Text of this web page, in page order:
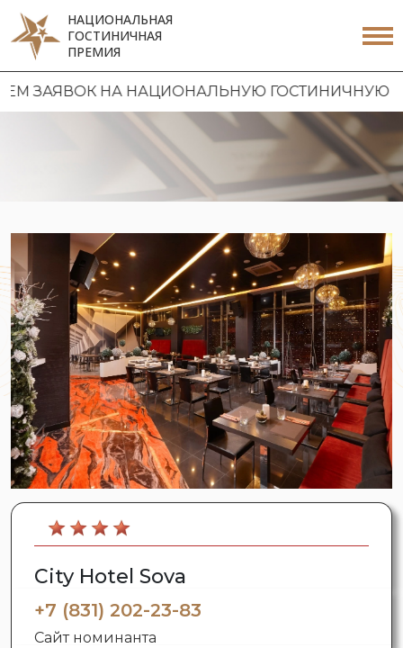
НАЦИОНАЛЬНАЯ
ГОСТИНИЧНАЯ
ПРЕМИЯ
НА НАЦИОНАЛЬНУЮ ГОСТИНИЧНУЮ
City Hotel Sova
+7 (831) 202-23-83
Сайт номинанта